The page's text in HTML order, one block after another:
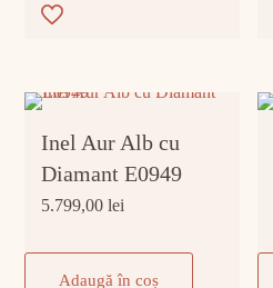
Inel Aur Alb cu
Diamant E0949
5.799,00lei
Adaugă în coș